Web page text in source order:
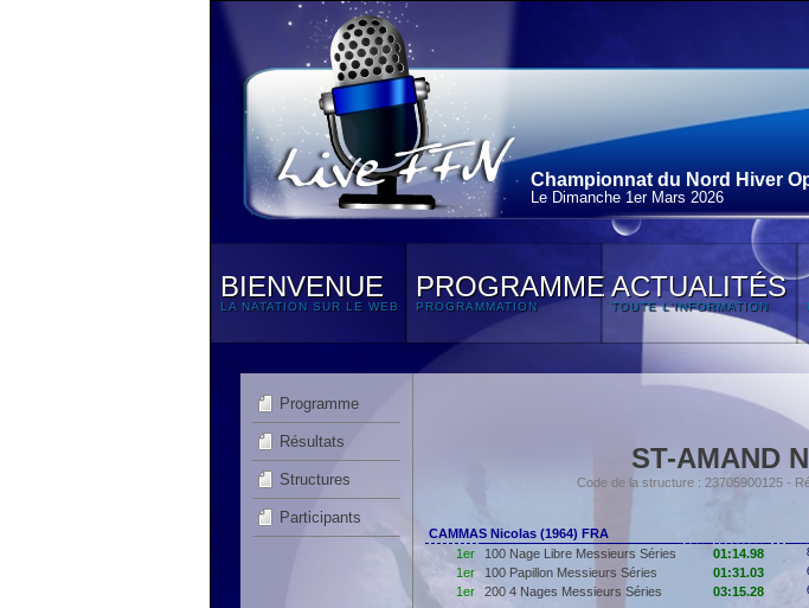
Championnat du Nord Hiver
Le Dimanche 1erMars 2026
BIENVENUE
LA NATATION SUR LE WEB
PROGRAMME
PROGRAMMATION
ACTUALITÉS
TOUTE L'INFORMATION
Programme
Résultats
Structures
Participants
ST-AMAND
Code de la structure : 23705900125 -
CAMMAS Nicolas (1964) FRA
1er
100 Nage Libre Messieurs Séries 01:14.98
1er 100 Papillon Messieurs Séries 01:31.03
1er 200 4 Nages Messieurs Séries 03:15.28